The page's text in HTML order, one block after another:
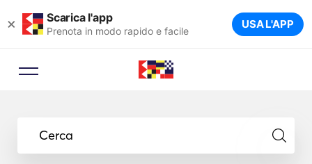
× Scarica l'app
Prenota in modo rapido e facile USA L'APP
Cerca